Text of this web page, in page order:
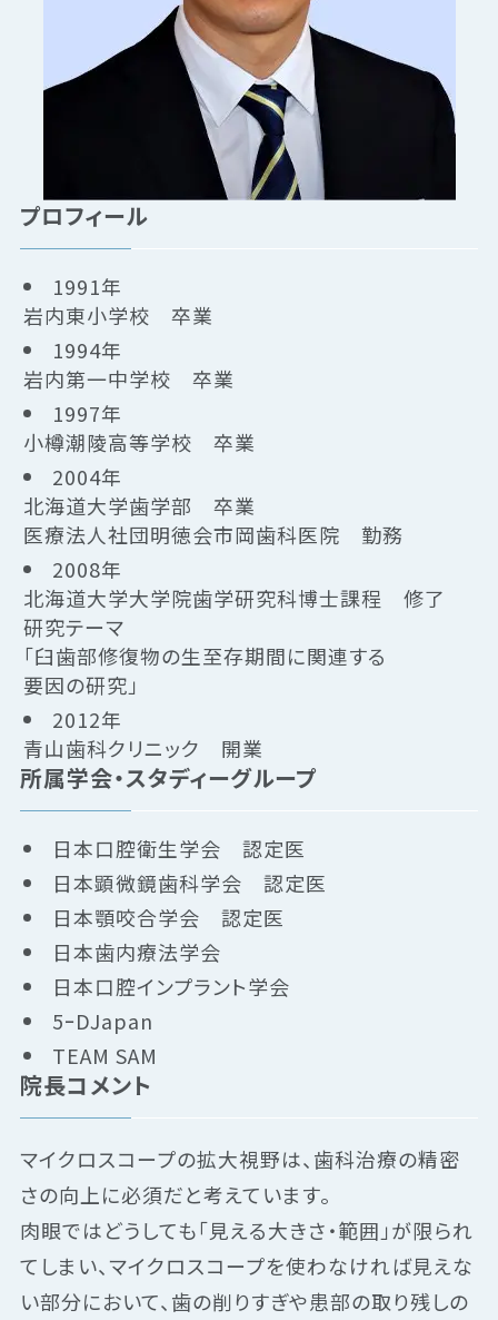
プロフィール
1991年
岩内東小学校 卒業
1994年
岩内第一中学校 卒業
1997年
小樽潮陵高等学校 卒業
2004年
北海道大学歯学部 卒業
医療法人社団明徳会市岡歯科医院 勤務
2008年
北海道大学大学院歯学研究科博士課程 修了
研究テーマ
「臼歯部修復物の生至存期間に関連する
要因の研究」
2012年
青山歯科クリニック 開業
所属学会・スタディーグループ
日本口腔衛生学会 認定医
日本顕微鏡歯科学会 認定医
日本顎咬合学会 認定医
日本歯内療法学会
日本口腔インプラント学会
5ｰDJapan
TEAM SAM
院長コメント
マイクロスコープの拡大視野は、歯科治療の精密
さの向上に必須だと考えています。
肉眼ではどうしても「見える大きさ・範囲」が限られ
てしまい、マイクロスコープを使わなければ見えな
い部分において、歯の削りすぎや患部の取り残しの